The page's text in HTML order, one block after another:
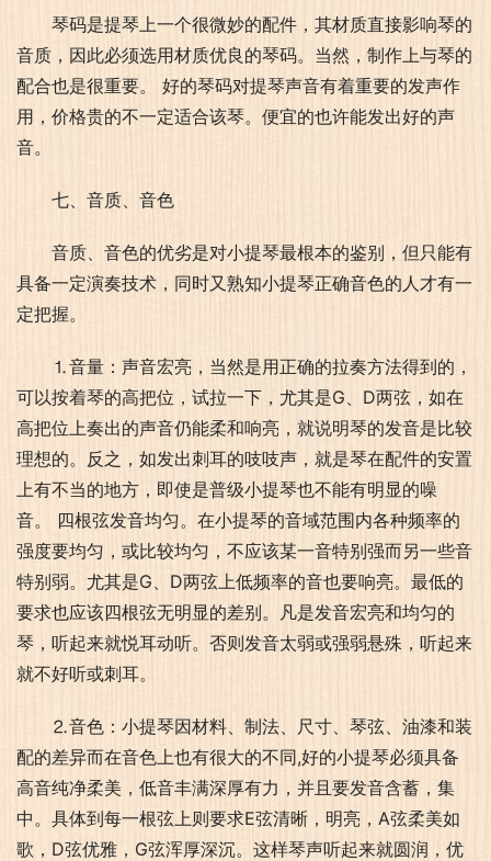
琴码是提琴上一个很微妙的配件，其材质直接影响琴的
音质，因此必须选用材质优良的琴码。当然，制作上与琴的
配合也是很重要。 好的琴码对提琴声音有着重要的发声作
用，价格贵的不一定适合该琴。便宜的也许能发出好的声
音。
七、音质、音色
音质、音色的优劣是对小提琴最根本的鉴别，但只能有
具备一定演奏技术，同时又熟知小提琴正确音色的人才有一
定把握。
⒈音量：声音宏亮，当然是用正确的拉奏方法得到的，
可以按着琴的高把位，试拉一下，尤其是G、D两弦，如在
高把位上奏出的声音仍能柔和响亮，就说明琴的发音是比较
理想的。反之，如发出刺耳的吱吱声，就是琴在配件的安置
上有不当的地方，即使是普级小提琴也不能有明显的噪
音。 四根弦发音均匀。在小提琴的音域范围内各种频率的
强度要均匀，或比较均匀，不应该某一音特别强而另一些音
特别弱。尤其是G、D两弦上低频率的音也要响亮。最低的
要求也应该四根弦无明显的差别。凡是发音宏亮和均匀的
琴，听起来就悦耳动听。否则发音太弱或强弱悬殊，听起来
就不好听或刺耳。
⒉音色：小提琴因材料、制法、尺寸、琴弦、油漆和装
配的差异而在音色上也有很大的不同,好的小提琴必须具备
高音纯净柔美，低音丰满深厚有力，并且要发音含蓄，集
中。具体到每一根弦上则要求E弦清晰，明亮，A弦柔美如
歌，D弦优雅，G弦浑厚深沉。这样琴声听起来就圆润，优